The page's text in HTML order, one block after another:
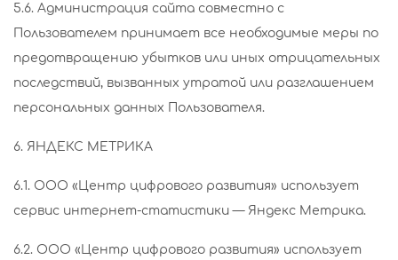
5.6. Администрация сайта совместно с
Пользователем принимает все необходимые меры по
предотвращению убытков или иных отрицательных
последствий, вызванных утратой или разглашением
персональных данных Пользователя.
6. ЯНДЕКС МЕТРИКА
6.1. ООО «Центр цифрового развития» использует
сервис интернет-статистики — Яндекс Метрика.
6.2. ООО «Центр цифрового развития» использует